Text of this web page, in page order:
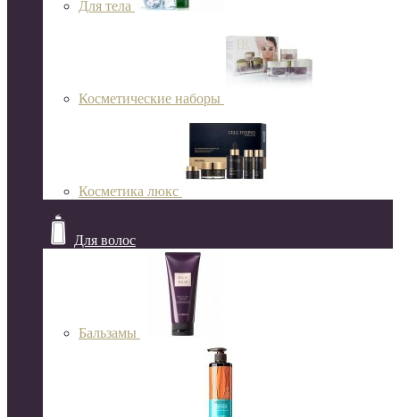
Для тела
Косметические наборы
Косметика люкс
Для волос
Бальзамы